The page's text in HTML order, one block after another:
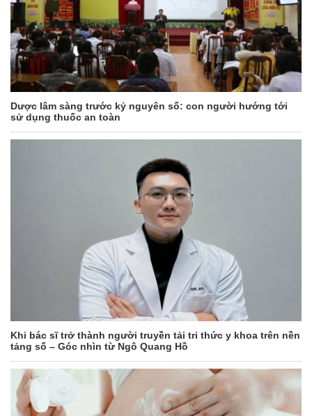
Dược lâm sàng trước kỷ nguyên số: con người hướng tới
sử dụng thuốc an toàn
Khi bác sĩ trở thành người truyền tải tri thức y khoa trên nền
tảng số – Góc nhìn từ Ngô Quang Hồ